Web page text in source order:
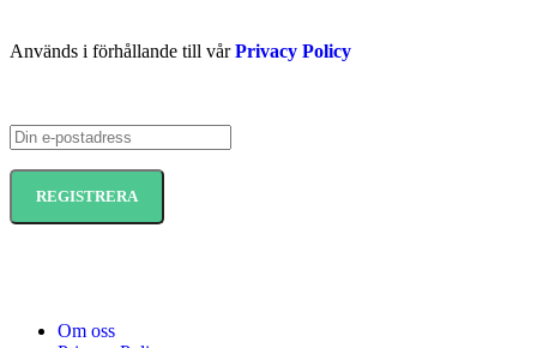
Används i förhållande till vårPrivacy Policy
Om oss